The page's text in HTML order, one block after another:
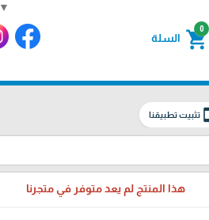
▼
0
shopping_cart السلة
تثبيت تطبيقنا
هذا المنتج لم يعد متوفر في متجرنا